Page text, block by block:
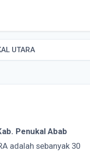
UTARA
Penukal Abab
adalah sebanyak 30